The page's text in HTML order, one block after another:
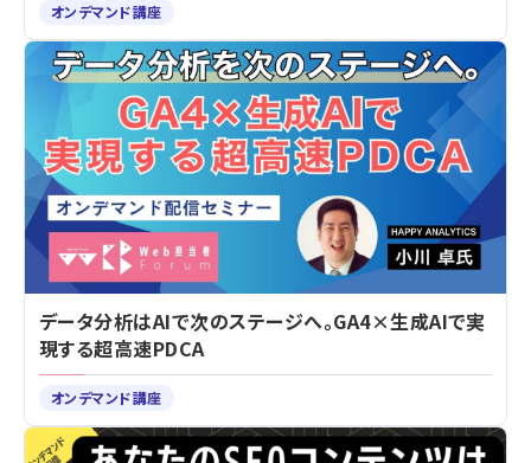
オンデマンド講座
データ分析はAIで次のステージへ。GA4×生成AIで実
現する超高速PDCA
オンデマンド講座